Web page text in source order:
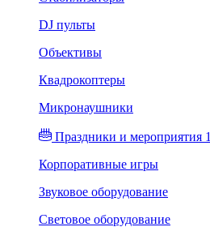
DJ пульты
Объективы
Квадрокоптеры
Микронаушники
Праздники и мероприятия 1
Корпоративные игры
Звуковое оборудование
Световое оборудование